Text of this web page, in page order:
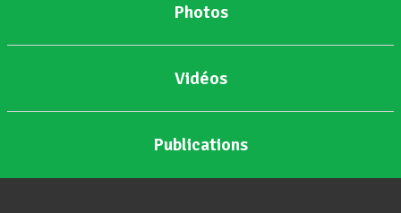
Photos
Vidéos
Publications